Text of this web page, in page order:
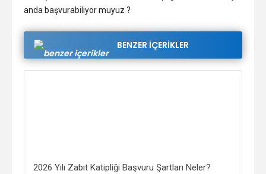
anda başvurabiliyor muyuz ?
BENZER İÇERİKLER
2026 Yılı Zabıt Katipliği Başvuru Şartları Neler?